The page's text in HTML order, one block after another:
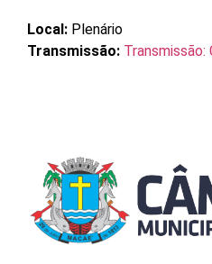
Local: Plenário
Transmissão: Transmissão: